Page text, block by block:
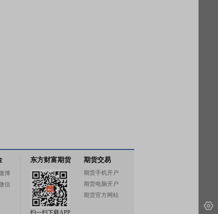
博
信
东方财富期货
扫一扫下载APP
期货交易
期货手机开户
期货电脑开户
期货官方网站